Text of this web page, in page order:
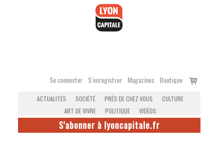
Se connecter S’enregistrer Magazines Boutique
Voir
ACTUALITÉS SOCIÉTÉ PRÈS DE CHEZ VOUS
CULTURE
ART DE VIVRE
POLITIQUE VIDÉOS
S'abonner à lyoncapitale.fr